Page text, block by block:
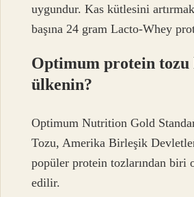
uygundur. Kas kütlesini
başına 24 gram Lacto-Whey
Optimum protein tozu
ülkenin?
Optimum Nutrition Gold
Tozu, Amerika Birleşik
popüler protein tozlarından biri
edilir.